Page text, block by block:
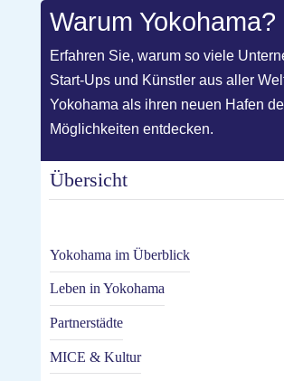
Warum Yokohama?
Erfahren Sie, warum so viele
Start-Ups und Künstler aus aller
Yokohama als ihren neuen Hafen
Möglichkeiten entdecken.
Übersicht
Yokohama im Überblick
Leben in Yokohama
Partnerstädte
MICE & Kultur